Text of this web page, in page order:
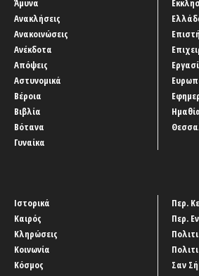
Άμυνα
Ανακλήσεις
Ανακοινώσεις
Ανέκδοτα
Απόψεις
Αστυνομικά
Βέροια
Βιβλία
Βότανα
Γυναίκα
Ιστορικά
Καιρός
Κληρώσεις
Κοινωνία
Κόσμος
Περ.
Περ.
Σαν